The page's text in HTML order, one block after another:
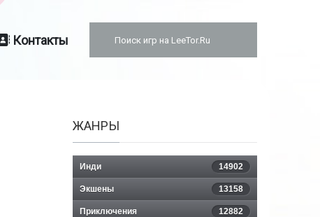
Контакты
ЖАНРЫ
Инди 14902
Экшены 13158
Приключения 12882